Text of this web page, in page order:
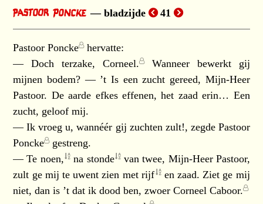
bladzijde 41
Pastoor Poncke hervatte:
— Doch terzake, Corneel. Wanneer bewerkt gij
mijnen bodem? — ’t Is een zucht gereed, Mijn-Heer
Pastoor. De aarde efkes effenen, het zaad erin… Een
zucht, geloof mij.
— Ik vroeg u, wannéér gij zuchten zult!, zegde Pastoor
Poncke gestreng.
— Te noen, na stonde
van twee, Mijn-Heer Pastoor,
zult ge mij te uwent zien met rijf en zaad. Ziet ge mij
niet, dan is ’t dat ik dood ben, zwoerCorneel Caboor.